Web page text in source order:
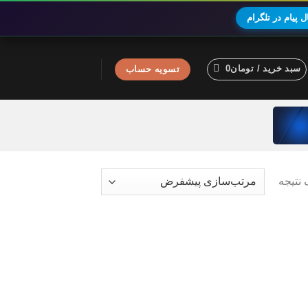
پیام در تلگرام
سبد خرید / تومان0 تسویه حساب